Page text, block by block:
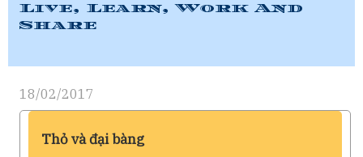
Live, Learn, Work And
Share
18/02/2017
Thỏ và đại bàng